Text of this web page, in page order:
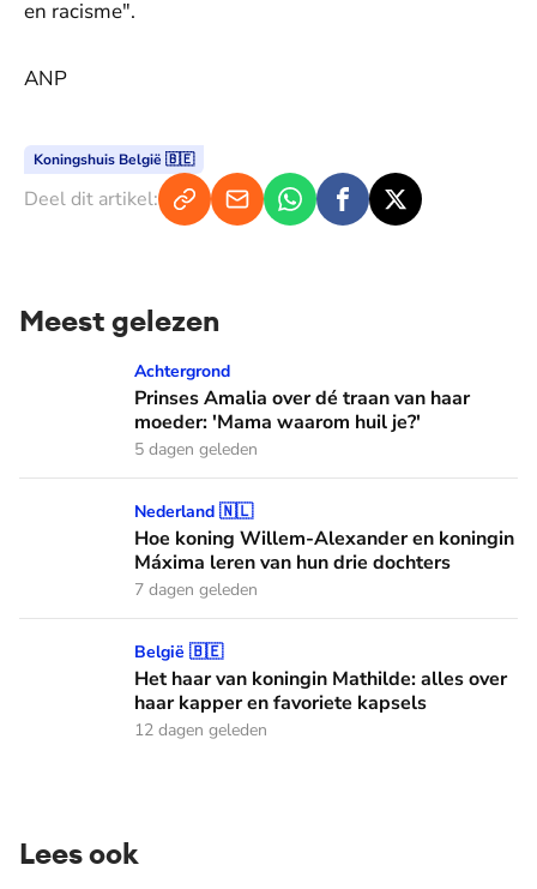
en racisme".
ANP
Koningshuis België 🇧🇪
Deel dit artikel:
Meest gelezen
Prinses Amalia over dé traan van haar moeder: 'Mama
Achtergrond
Prinses Amalia over dé traan van haar
moeder: 'Mama waarom huil je?'
5 dagen geleden
Hoe koning Willem-Alexander en koningin Máxima leren
Nederland 🇳🇱
Hoe koning Willem-Alexander en koningin
Máxima leren van hun drie dochters
7 dagen geleden
Het haar van koningin Mathilde: alles over haar kapper en
België 🇧🇪
Het haar van koningin Mathilde: alles over
haar kapper en favoriete kapsels
12 dagen geleden
Lees ook